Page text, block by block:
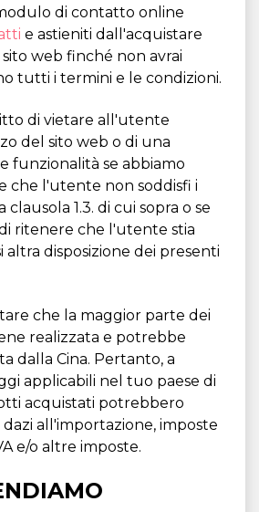
di contatto online
e astieniti dall'acquistare
sito web finché non avrai
tutti i termini e le condizioni.
di vietare all'utente
del sito web o di una
funzionalità se abbiamo
che l'utente non soddisfi i
1.3. di cui sopra o se
ritenere che l'utente stia
altra disposizione dei presenti
che la maggior parte dei
realizzata e potrebbe
dalla Cina. Pertanto, a
applicabili nel tuo paese di
acquistati potrebbero
all'importazione, imposte
e/o altre imposte.